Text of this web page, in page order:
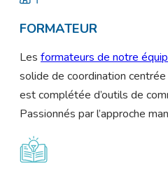
FORMATEUR
Les formateurs de notre
solide de coordination
est complétée d’outils de
Passionnés par l’approche